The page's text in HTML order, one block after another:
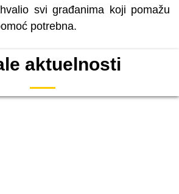
svi građanima koji pomažu
potrebna.
aktuelnosti